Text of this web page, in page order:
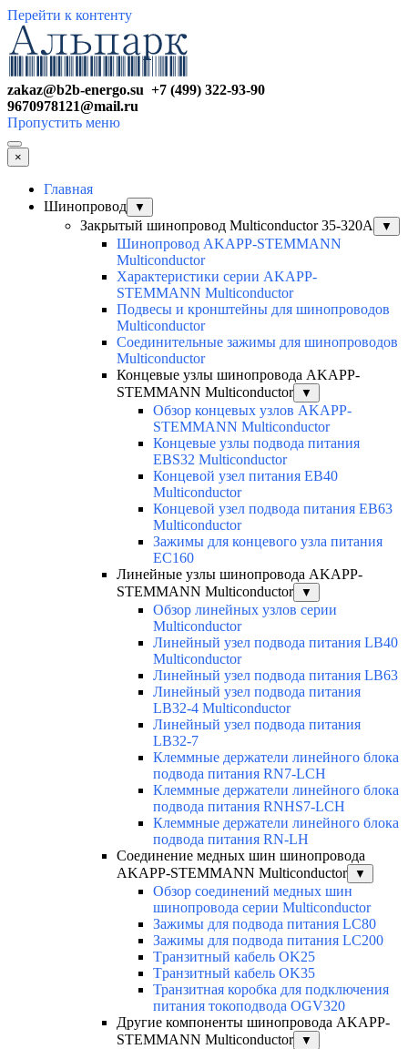
Перейти к контенту
zakaz@b2b-energo.su +7 (499) 322-93-90
9670978121@mail.ru
Пропустить меню
×
Главная
Шинопровод
▼
Закрытый шинопровод Multiconductor 35-320А ▼
Шинопровод AKAPP-STEMMANN
Multiconductor
Характеристики серии AKAPP-
STEMMANN Multiconductor
Подвесы и кронштейны для шинопроводов
Multiconductor
Соединительные зажимы для шинопроводов
Multiconductor
Концевые узлы шинопровода AKAPP-
STEMMANN Multiconductor
▼
Обзор концевых узлов AKAPP-
STEMMANN Multiconductor
Концевые узлы подвода питания
EBS32 Multiconductor
Концевой узел питания EB40
Multiconductor
Концевой узел подвода питания EB63
Multiconductor
Зажимы для концевого узла питания
EC160
Линейные узлы шинопровода AKAPP-
STEMMANN Multiconductor
▼
Обзор линейных узлов серии
Multiconductor
Линейный узел подвода питания LB40
Multiconductor
Линейный узел подвода питания LB63
Линейный узел подвода питания
LB32-4 Multiconductor
Линейный узел подвода питания
LB32-7
Клеммные держатели линейного блока
подвода питания RN7-LCH
Клеммные держатели линейного блока
подвода питания RNHS7-LCH
Клеммные держатели линейного блока
подвода питания RN-LH
Соединение медных шин шинопровода
AKAPP-STEMMANN Multiconductor
▼
Обзор соединений медных шин
шинопровода серии Multiconductor
Зажимы для подвода питания LC80
Зажимы для подвода питания LC200
Tранзитный кабель OK25
Tранзитный кабель OK35
Транзитная коробка для подключения
питания токоподвода OGV320
Другие компоненты шинопровода AKAPP-
STEMMANN Multiconductor
▼